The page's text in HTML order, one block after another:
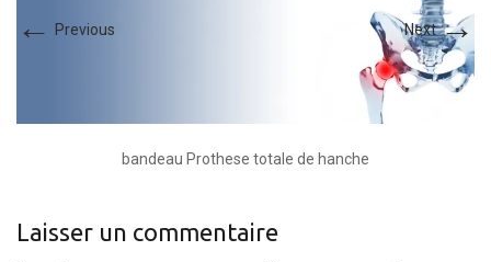
← Previous Next→
bandeau Prothese totale de hanche
Laisser un commentaire